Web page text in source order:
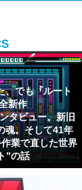
、でも『ルート
新作
タビュー。新旧
魂。そして41年
業で直した世界
”の話